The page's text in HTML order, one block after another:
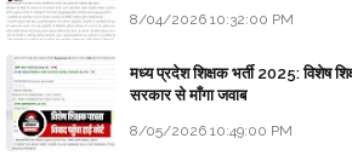
8/04/2026 10:32:00 PM
मध्य प्रदेश शिक्षक भर्ती 2025: विशेष
सरकार से माँगा जवाब
8/05/2026 10:49:00 PM